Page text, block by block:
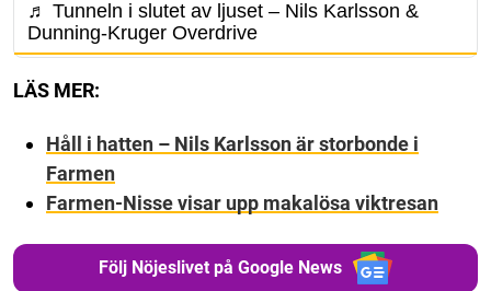
♬ Tunneln i slutet av ljuset – Nils Karlsson &
Dunning-Kruger Overdrive
LÄS MER:
Håll i hatten – Nils Karlsson är storbonde i
Farmen
Farmen-Nisse visar upp makalösa viktresan
Följ Nöjeslivet på Google News